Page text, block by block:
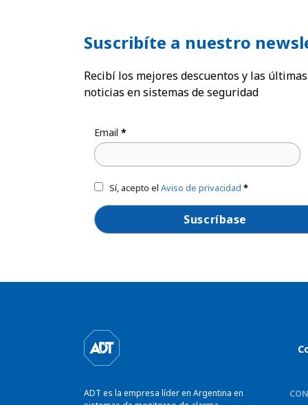
Suscribíte a nuestro
Recibí los mejores descuentos y las últimas
noticias en sistemas de seguridad
Email *
Sí, acepto el Aviso de privacidad *
ADT es la empresa líder en Argentina en